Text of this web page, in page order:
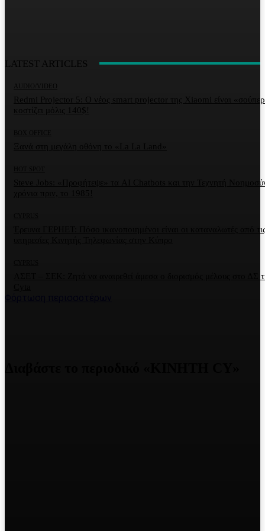
LATEST ARTICLES
AUDIO/VIDEO
Redmi Projector 5: Ο νέος smart projector της Xiaomi είναι
κοστίζει μόλις 140$!
Steve Jobs: «Προφήτεψε» τα AI Chatbots και την Τεχνητή
Έρευνα ΓΕΡΗΕΤ: Πόσο ικανοποιημένοι είναι οι καταναλωτές από
ΑΣΕΤ – ΣΕΚ: Ζητά να αναιρεθεί άμεσα ο διορισμός μέλους στο ΔΣ